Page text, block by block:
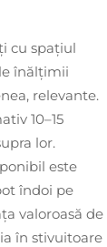
cu spațiul
înălțimii
relevante.
10–15
lor.
este
îndoi pe
valoroasă de
în stivuitoare